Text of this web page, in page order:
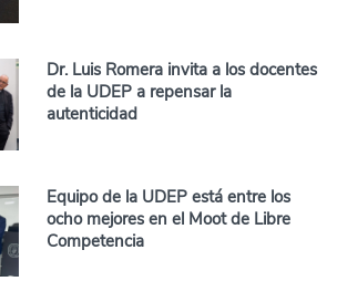
Dr. Luis Romera invita a los docentes
de la UDEP a repensar la
autenticidad
Equipo de la UDEP está entre los
ocho mejores en el Moot de Libre
Competencia